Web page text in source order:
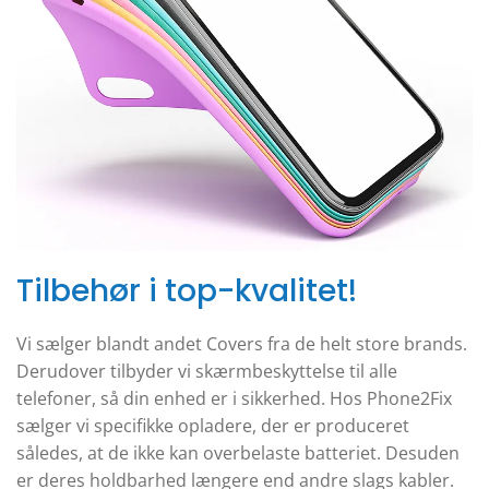
Tilbehør i top-kvalitet!
Vi sælger blandt andet Covers fra de helt store brands.
Derudover tilbyder vi skærmbeskyttelse til alle
telefoner, så din enhed er i sikkerhed. Hos Phone2Fix
sælger vi specifikke opladere, der er produceret
således, at de ikke kan overbelaste batteriet. Desuden
er deres holdbarhed længere end andre slags kabler.